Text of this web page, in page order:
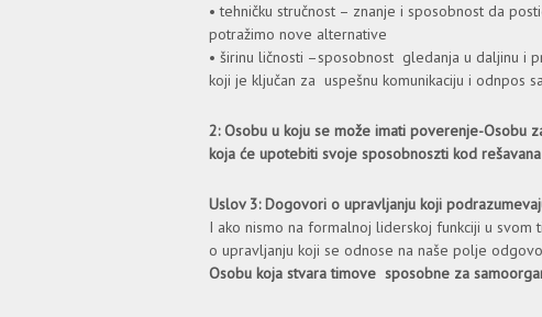
• tehničku stručnost – znanje i sposobnost da
potražimo nove alternative
• širinu ličnosti –sposobnost gledanja u daljinu i
koji je ključan za uspešnu komunikaciju i odnpos
2: Osobu u koju se može imati poverenje-Osobu
koja će upotebiti svoje sposobnoszti kod
Uslov 3: Dogovori o upravljanju koji
I ako nismo na formalnoj liderskoj funkciji u
o upravljanju koji se odnose na naše polje
Osobu koja stvara timove sposobne za